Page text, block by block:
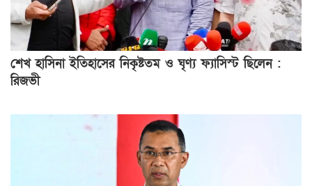
শেখ হাসিনা ইতিহাসের নিকৃষ্টতম ও ঘৃণ্য ফ্যাসিস্ট ছিলেন :
রিজভী